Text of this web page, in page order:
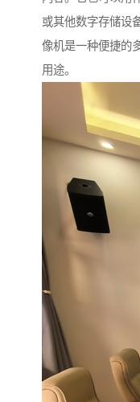
或其他数字存储设
像机是一种便捷的
用途。